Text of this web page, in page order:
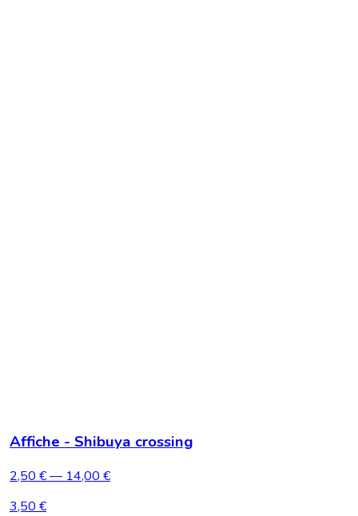
Affiche - Shibuya crossing
2,50 €— 14,00 €
3,50 €